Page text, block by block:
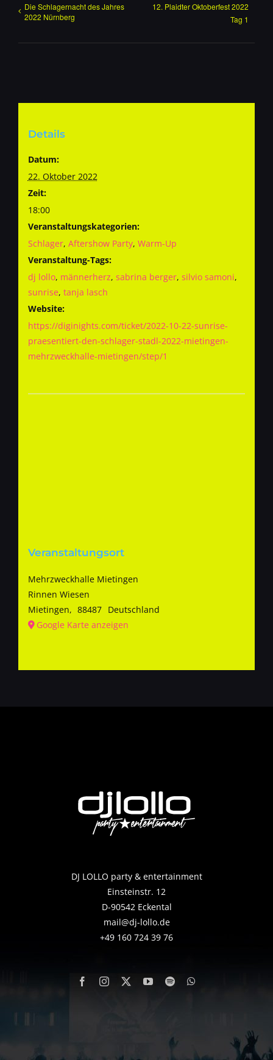
Die Schlagernacht des Jahres
2022 Nürnberg
12. Plaidter Oktoberfest 2022
Tag 1
Details
Datum:
22. Oktober 2022
Zeit:
18:00
Veranstaltungskategorien:
Schlager, Aftershow Party, Warm-Up
Veranstaltung-Tags:
dj lollo, männerherz, sabrina berger, silvio samoni,
sunrise, tanja lasch
Website:
https://diginights.com/ticket/2022-10-22-sunrise-
praesentiert-den-schlager-stadl-2022-mietingen-
mehrzweckhalle-mietingen/step/1
Veranstaltungsort
Mehrzweckhalle Mietingen
Rinnen Wiesen
Mietingen, 88487 Deutschland
Google Karte anzeigen
DJ LOLLO party & entertainment
Einsteinstr. 12
D-90542 Eckental
mail@dj-lollo.de
+49 160 724 39 76